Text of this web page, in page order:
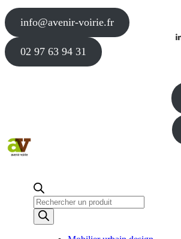
info@avenir-voirie.fr
02 97 63 94 31
Recherche
de
produits